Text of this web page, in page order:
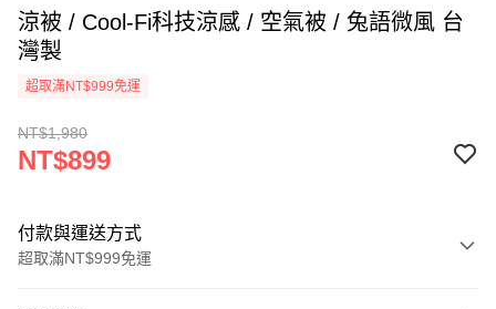
涼被 / Cool-Fi科技涼感 / 空氣被 / 兔語微風 台
灣製
超取滿NT$999免運
NT$1,980
NT$899
付款與運送方式
超取滿NT$999免運